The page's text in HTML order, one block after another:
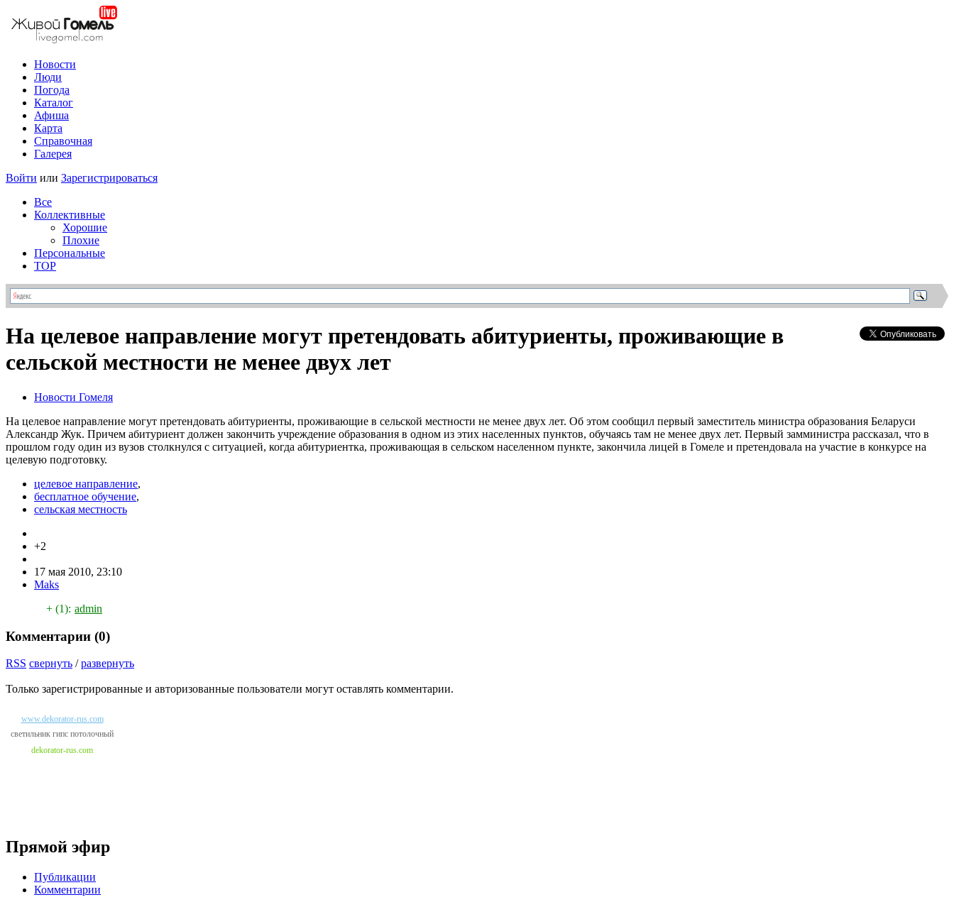
Новости
Люди
Погода
Каталог
Афиша
Карта
Справочная
Галерея
Войти или Зарегистрироваться
Все
Коллективные
Хорошие
Плохие
Персональные
TOP
На целевое направление могут претендовать абитуриенты, проживающие в
сельской местности не менее двух лет
Новости Гомеля
На целевое направление могут претендовать абитуриенты, проживающие в сельской местности не менее двух лет. Об этом сообщил первый заместитель министра образования Беларуси
Александр Жук. Причем абитуриент должен закончить учреждение образования в одном из этих населенных пунктов, обучаясь там не менее двух лет. Первый замминистра рассказал, что в
прошлом году один из вузов столкнулся с ситуацией, когда абитуриентка, проживающая в сельском населенном пункте, закончила лицей в Гомеле и претендовала на участие в конкурсе на
целевую подготовку.
целевое направление,
бесплатное обучение,
сельская местность
+2
17 мая 2010, 23:10
Maks
+ (1): admin
Комментарии (0)
RSS свернуть /развернуть
Только зарегистрированные и авторизованные пользователи могут оставлять комментарии.
www.dekorator-rus.com
светильник гипс потолочный
dekorator-rus.com
Прямой эфир
Публикации
Комментарии